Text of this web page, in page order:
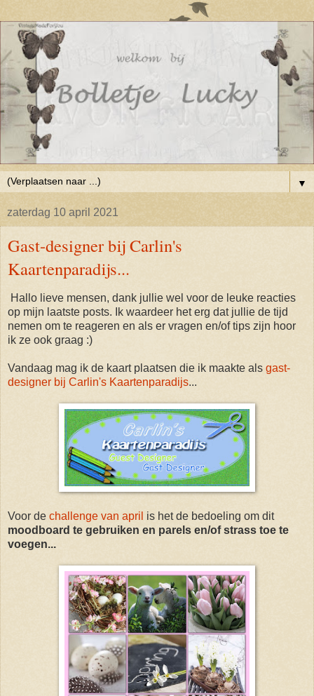
▼
zaterdag 10 april 2021
Gast-designer bij Carlin's
Kaartenparadijs...
Hallo lieve mensen, dank jullie wel voor de leuke reacties
op mijn laatste posts. Ik waardeer het erg dat jullie de tijd
nemen om te reageren en als er vragen en/of tips zijn hoor
ik ze ook graag :)
Vandaag mag ik de kaart plaatsen die ik maakte als gast-
designer bij Carlin's Kaartenparadijs...
Voor de challenge van april is het de bedoeling om dit
moodboard te gebruiken en parels en/of strass toe te
voegen...